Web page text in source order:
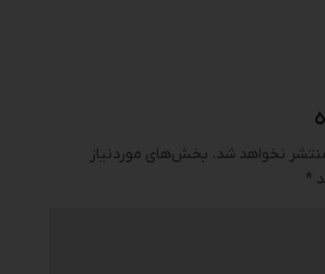
نخواهد شد. بخش‌های موردنیاز
*